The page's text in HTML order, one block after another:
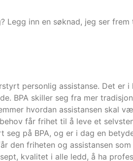
Legg inn en søknad, jeg ser
personlig assistanse. Det er
BPA skiller seg fra mer
hvordan assistansen skal
får frihet til å leve et
seg på BPA, og er i dag en
den friheten og assistansen
kvalitet i alle ledd, å ha